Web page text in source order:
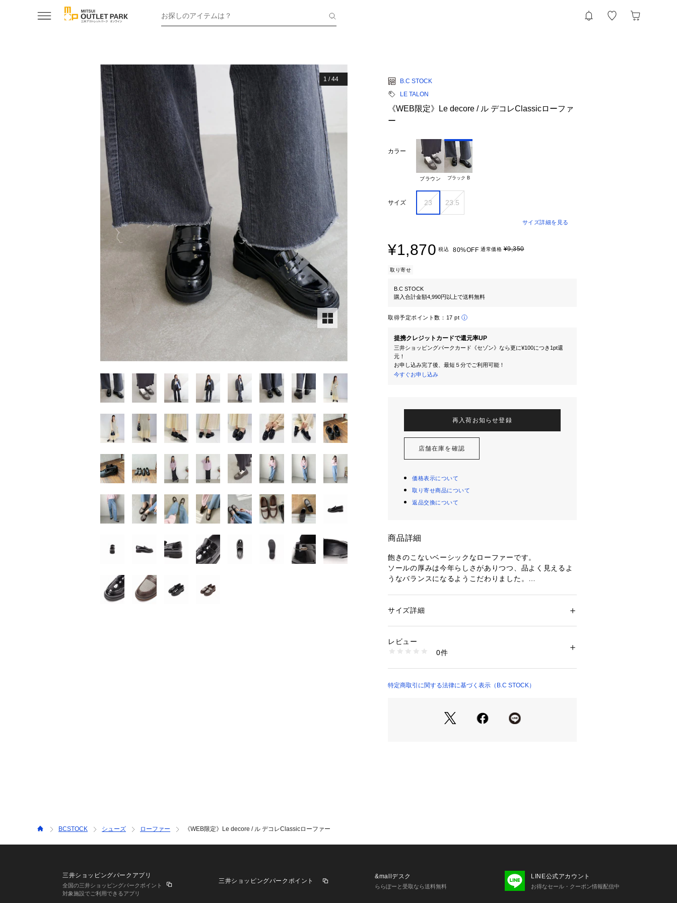
お探しのアイテムは？
1 /44
B.C STOCK
LE TALON
《WEB限定》Le decore / ル デコレClassicローファ
ー
カラー
ブラウン ブラック B
サイズ 23 23.5
サイズ詳細を見る
¥1,870 税込 80%OFF 通常価格¥9,350
取り寄せ
B.C STOCK
購入合計金額4,990円以上で送料無料
取得予定ポイント数： 17 pt
提携クレジットカードで還元率UP
三井ショッピングパークカード《セゾン》なら更に¥100につき1pt還
元！
お申し込み完了後、最短５分でご利用可能！
今すぐお申し込み
再入荷お知らせ登録
店舗在庫を確認
価格表示について
取り寄せ商品について
返品交換について
商品詳細
飽きのこないベーシックなローファーです。
ソールの厚みは今年らしさがありつつ、品よく見えるよ
うなバランスになるようこだわりました。
生地を使っているのもこだわりです。
【Le decore(ル デコレ)】
い言葉。
いつまでも可愛い自分でいること・素敵な自分になるた
*ブラウンのカラーは、色ムラのある素材を使用しており
があります。
またパソコン・スマートフォンなどの環境により、若干
性別：レディース
洗濯：合成皮革・人工皮革
※詳しい洗濯方法については、商品の品質表示タグをご覧くださ
商品番号：1099200034308 （モール）
サイズ詳細
レビュー
0件
特定商取引に関する法律に基づく表示（B.C STOCK）
BCSTOCK シューズ ローファー 《WEB限定》Le decore / ル デコレClassicローファー
三井ショッピングパークアプリ
全国の三井ショッピングパークポイント
対象施設でご利用できるアプリ
三井ショッピングパークポイント
&mallデスク
ららぽーと受取なら送料無料
LINE公式アカウント
お得なセール・クーポン情報配信中